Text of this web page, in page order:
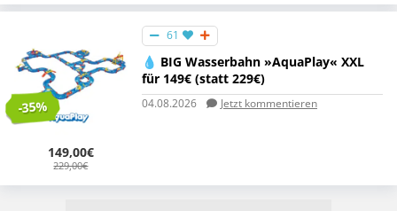
-35%
149,00€
229,00€
61
💧 BIG Wasserbahn »AquaPlay« XXL
für 149€ (statt 229€)
04.08.2026 Jetzt kommentieren